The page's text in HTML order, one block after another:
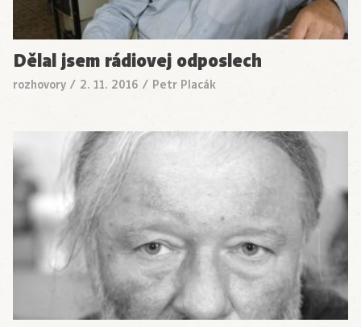
Dělal jsem rádiovej odposlech
rozhovory / 2. 11. 2016 / Petr Placák